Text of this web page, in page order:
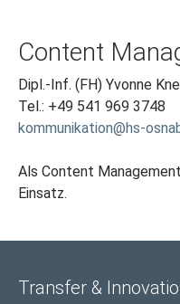
Content
Dipl.-Inf. (FH) Yvonne
Tel.: +49 541 969 3748
kommunikation@hs-
Als Content
Einsatz.
Transfer &